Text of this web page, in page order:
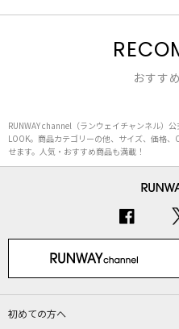
おすす
RUNWAY channel（ランウェイチャンネル）
LOOK。商品カテゴリーの他、サイズ、価格
せます。人気・おすすめ商品も満載！
初めての方へ